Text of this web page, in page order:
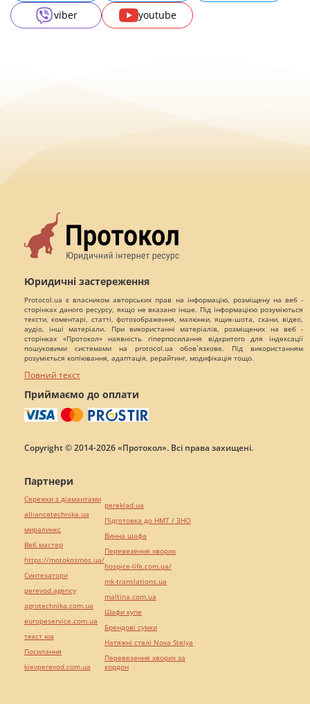
viber
youtube
Юридичні застереження
Protocol.ua є власником авторських прав на інформацію, розміщену на веб -
сторінках даного ресурсу, якщо не вказано інше. Під інформацією розуміються
тексти, коментарі, статті, фотозображення, малюнки, ящик-шота, скани, відео,
аудіо, інші матеріали. При використанні матеріалів, розміщених на веб -
сторінках «Протокол» наявність гіперпосилання відкритого для індексації
пошуковими системами на protocol.ua обов`язкове. Під використанням
розуміється копіювання, адаптація, рерайтинг, модифікація тощо.
Повний текст
Приймаємо до оплати
Copyright © 2014-2026 «Протокол». Всі права захищені.
Партнери
Сережки з діамантами
alliancetechnika.ua
миралинкс
Веб мастер
https://motokosmos.ua/
Синтезатори
perevod.agency
agrotechnika.com.ua
europeservice.com.ua
текст юа
Посилання
kievperevod.com.ua
pereklad.ua
Підготовка до НМТ / ЗНО
Винна шафа
Перевезення хворих
hospice-life.com.ua/
mk-translations.ua
maltina.com.ua
Шафи купе
Брендові сумки
Натяжні стелі Nova Stelya
Перевезення хворих за
кордон